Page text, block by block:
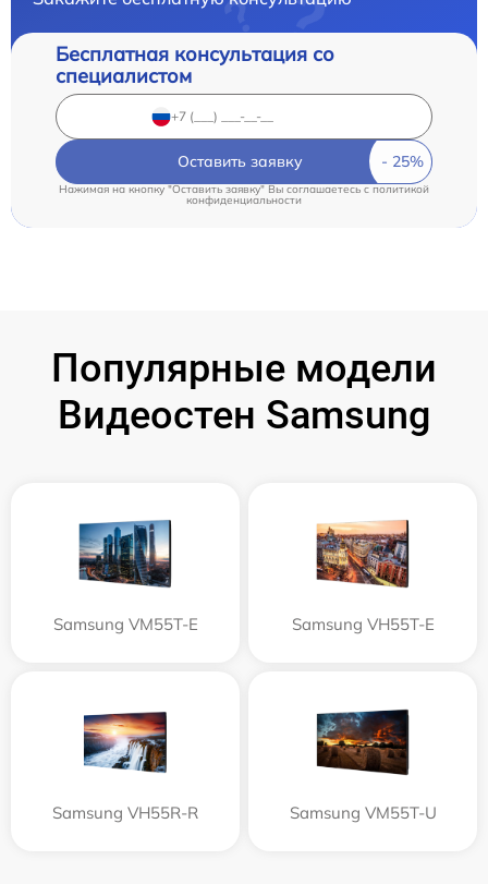
Бесплатная консультация со
специалистом
Оставить заявку
Нажимая на кнопку "Оставить заявку" Вы соглашаетесь cполитикой
конфиденциальности
Популярные модели
Видеостен Samsung
Samsung VM55T-E Samsung VH55T-E
Samsung VH55R-R Samsung VM55T-U